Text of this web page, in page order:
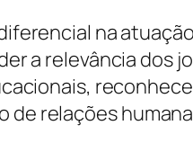
na
a relevância dos
relações